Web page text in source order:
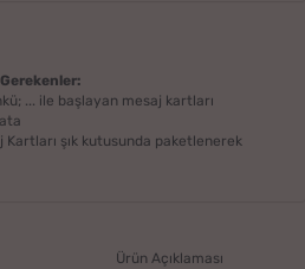
... ile başlayan mesaj kartları
şık kutusunda paketlenerek
Ürün Açıklaması